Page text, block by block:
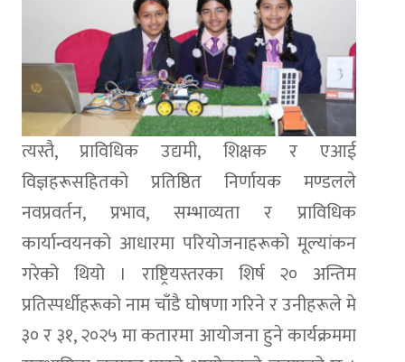
त्यस्तै, प्राविधिक उद्यमी, शिक्षक र एआई
विज्ञहरूसहितको प्रतिष्ठित निर्णायक मण्डलले
नवप्रवर्तन, प्रभाव, सम्भाव्यता र प्राविधिक
कार्यान्वयनको आधारमा परियोजनाहरूको मूल्यांकन
गरेको थियो । राष्ट्रियस्तरका शिर्ष २० अन्तिम
प्रतिस्पर्धीहरूको नाम चाँडै घोषणा गरिने र उनीहरूले मे
३० र ३१, २०२५ मा कतारमा आयोजना हुने कार्यक्रममा